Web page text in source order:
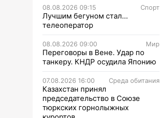
08.08.2026 09:15 Спорт
Лучшим бегуном стал…
телеоператор
08.08.2026 09:00 Мир
Переговоры в Вене. Удар по
танкеру. КНДР осудила Японию
07.08.2026 16:00 Среда обитания
Казахстан принял
председательство в Союзе
тюркских горнолыжных